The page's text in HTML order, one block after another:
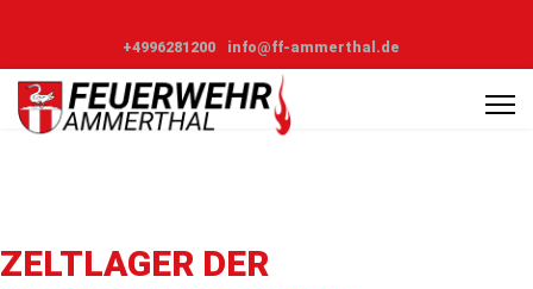
+4996281200 info@ff-ammerthal.de
ZELTLAGER DER